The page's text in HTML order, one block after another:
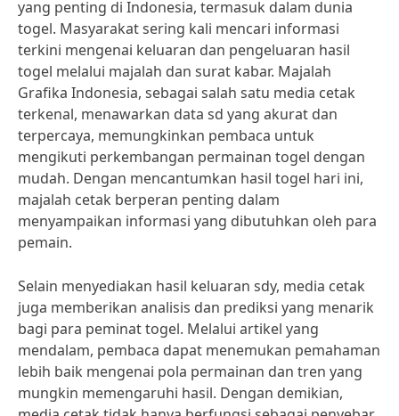
yang penting di Indonesia, termasuk dalam dunia
togel. Masyarakat sering kali mencari informasi
terkini mengenai keluaran dan pengeluaran hasil
togel melalui majalah dan surat kabar. Majalah
Grafika Indonesia, sebagai salah satu media cetak
terkenal, menawarkan data sd yang akurat dan
terpercaya, memungkinkan pembaca untuk
mengikuti perkembangan permainan togel dengan
mudah. Dengan mencantumkan hasil togel hari ini,
majalah cetak berperan penting dalam
menyampaikan informasi yang dibutuhkan oleh para
pemain.
Selain menyediakan hasil keluaran sdy, media cetak
juga memberikan analisis dan prediksi yang menarik
bagi para peminat togel. Melalui artikel yang
mendalam, pembaca dapat menemukan pemahaman
lebih baik mengenai pola permainan dan tren yang
mungkin memengaruhi hasil. Dengan demikian,